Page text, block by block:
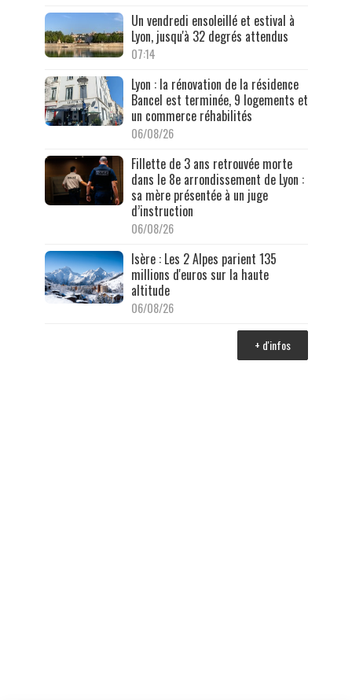
Un vendredi ensoleillé et estival à
Lyon, jusqu'à 32 degrés attendus
07:14
Lyon : la rénovation de la résidence
Bancel est terminée, 9 logements et
un commerce réhabilités
06/08/26
Fillette de 3 ans retrouvée morte
dans le 8e arrondissement de Lyon :
sa mère présentée à un juge
d’instruction
06/08/26
Isère : Les 2 Alpes parient 135
millions d'euros sur la haute
altitude
06/08/26
+ d'infos